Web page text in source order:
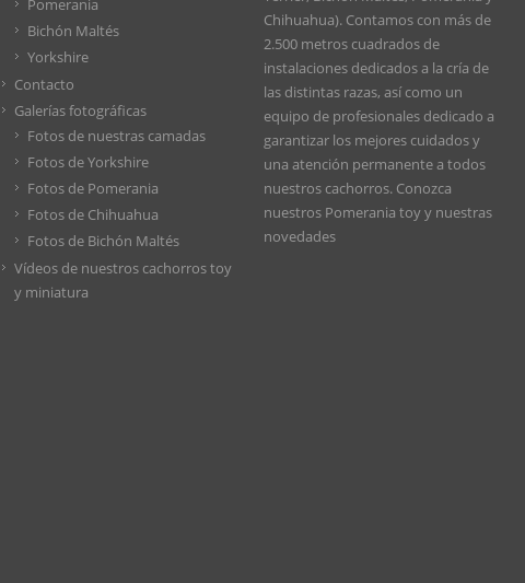
Pomerania
Bichón Maltés
Yorkshire
Contacto
Galerías fotográficas
Fotos de nuestras camadas
Fotos de Yorkshire
Fotos de Pomerania
Fotos de Chihuahua
Fotos de Bichón Maltés
Vídeos de nuestros cachorros toy
y miniatura
Chihuahua). Contamos con más de
2.500 metros cuadrados de
instalaciones dedicados a la cría de
las distintas razas, así como un
equipo de profesionales dedicado a
garantizar los mejores cuidados y
una atención permanente a todos
nuestros cachorros. Conozca
nuestros Pomerania toyy nuestras
novedades